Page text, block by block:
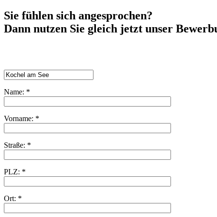
Sie fühlen sich angesprochen?
Dann nutzen Sie gleich jetzt unser
Name: *
Vorname: *
Straße: *
PLZ: *
Ort: *